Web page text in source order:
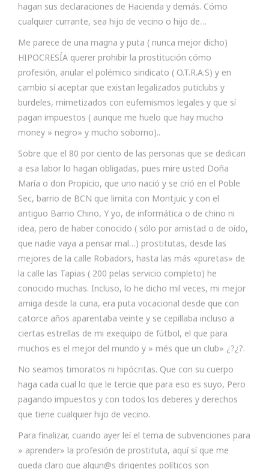
hagan sus declaraciones de Hacienda y demás. Cómo
cualquier currante, sea hijo de vecino o hijo de…
Me parece de una magna y puta ( nunca mejor dicho)
HIPOCRESÍA querer prohibir la prostitución cómo
profesión, anular el polémico sindicato ( O.T.R.A.S) y en
cambio sí aceptar que existan legalizados puticlubs y
burdeles, mimetizados con eufemismos legales y que sí
pagan impuestos ( aunque me huelo que hay mucho
money » negro» y mucho soborno)..
Sobre que el 80 por ciento de las personas que se dedican
a esa labor lo hagan obligadas, pues mire usted Doña
María o don Propicio, que uno nació y se crió en el Poble
Sec, barrio de BCN que limita con Montjuic y con el
antiguo Barrio Chino, Y yo, de informática o de chino ni
idea, pero de haber conocido ( sólo por amistad o de oído,
que nadie vaya a pensar mal…) prostitutas, desde las
mejores de la calle Robadors, hasta las más «puretas» de
la calle las Tapias ( 200 pelas servicio completo) he
conocido muchas. Incluso, lo he dicho mil veces, mi mejor
amiga desde la cuna, era puta vocacional desde que con
catorce años aparentaba veinte y se cepillaba incluso a
ciertas estrellas de mi exequipo de fútbol, el que para
muchos es el mejor del mundo y » més que un club» ¿?¿?.
No seamos timoratos ni hipócritas. Que con su cuerpo
haga cada cual lo que le tercie que para eso es suyo, Pero
pagando impuestos y con todos los deberes y derechos
que tiene cualquier hijo de vecino.
Para finalizar, cuando ayer leí el tema de subvenciones para
» aprender» la profesión de prostituta, aquí sí que me
queda claro que algun@s dirigentes políticos son